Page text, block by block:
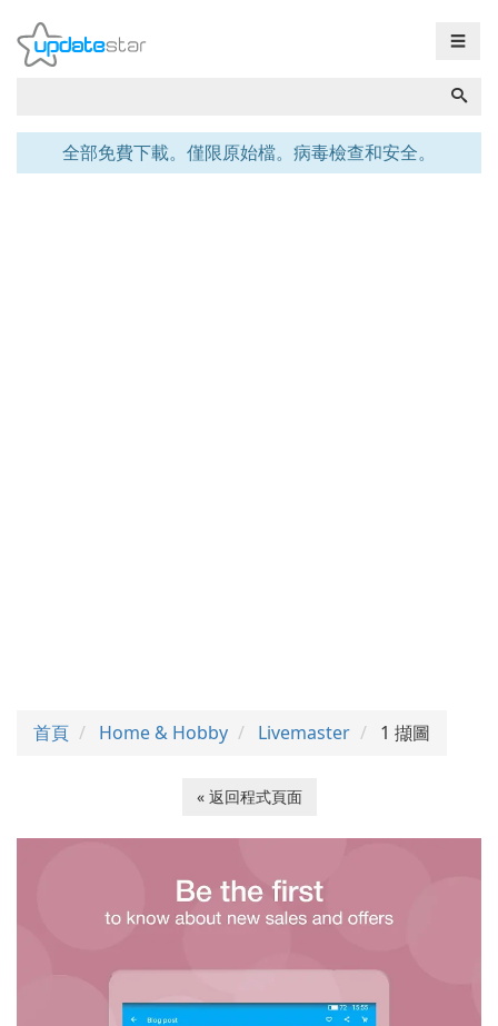
☰
全部免費下載。僅限原始檔。病毒檢查和安全。
首頁 Home & Hobby Livemaster 1 擷圖
« 返回程式頁面